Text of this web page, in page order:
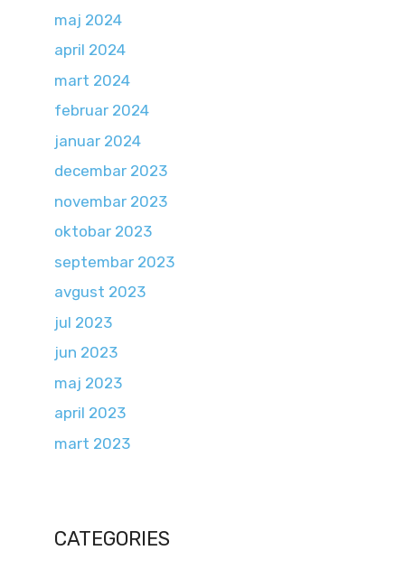
maj 2024
april 2024
mart 2024
februar 2024
januar 2024
decembar 2023
novembar 2023
oktobar 2023
septembar 2023
avgust 2023
jul 2023
jun 2023
maj 2023
april 2023
mart 2023
CATEGORIES